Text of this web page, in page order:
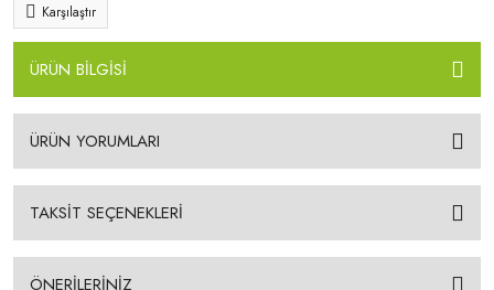
Karşılaştır
ÜRÜN BİLGİSİ
ÜRÜN YORUMLARI
TAKSİT SEÇENEKLERİ
ÖNERİLERİNİZ